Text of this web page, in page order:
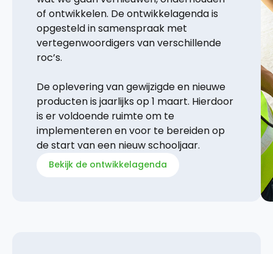
of ontwikkelen. De ontwikkelagenda is
opgesteld in samenspraak met
vertegenwoordigers van verschillende
roc’s.
De oplevering van gewijzigde en nieuwe
producten is jaarlijks op 1 maart. Hierdoor
is er voldoende ruimte om te
implementeren en voor te bereiden op
de start van een nieuw schooljaar.
Bekijk de ontwikkelagenda